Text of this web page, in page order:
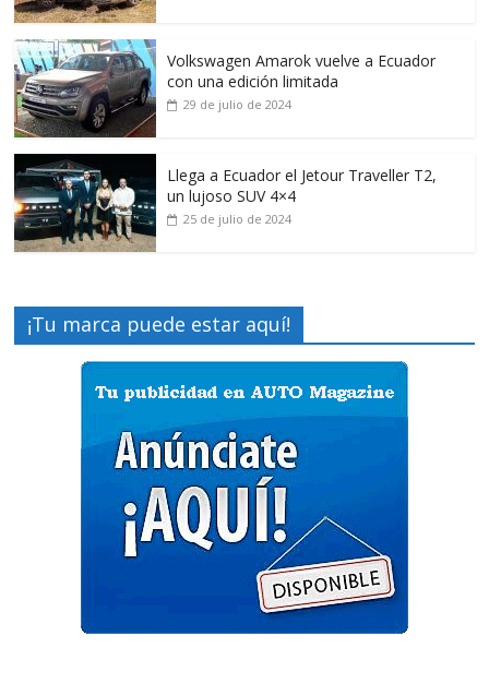
Volkswagen Amarok vuelve a Ecuador
con una edición limitada
29 de julio de 2024
Llega a Ecuador el Jetour Traveller T2,
un lujoso SUV 4×4
25 de julio de 2024
¡Tu marca puede estar aquí!